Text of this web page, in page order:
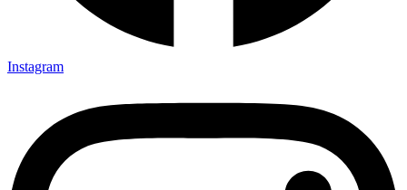
Instagram